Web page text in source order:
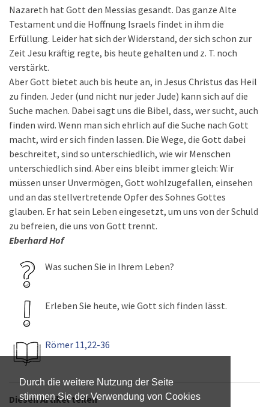
Durch die weitere Nutzung der Seite
stimmen Sie der Verwendung von Cookies
Nazareth hat Gott den Messias gesandt. Das ganze Alte
Testament und die Hoffnung Israels findet in ihm die
Erfüllung. Leider hat sich der Widerstand, der sich schon zur
Zeit Jesu kräftig regte, bis heute gehalten und z. T. noch
verstärkt.
Aber Gott bietet auch bis heute an, in Jesus Christus das Heil
zu finden. Jeder (und nicht nur jeder Jude) kann sich auf die
Suche machen. Dabei sagt uns die Bibel, dass, wer sucht, auch
finden wird. Wenn man sich ehrlich auf die Suche nach Gott
macht, wird er sich finden lassen. Die Wege, die Gott dabei
beschreitet, sind so unterschiedlich, wie wir Menschen
unterschiedlich sind. Aber eins bleibt immer gleich: Wir
müssen unser Unvermögen, Gott wohlzugefallen, einsehen
und an das stellvertretende Opfer des Sohnes Gottes
glauben. Er hat sein Leben eingesetzt, um uns von der Schuld
zu befreien, die uns von Gott trennt.
Eberhard Hof
Was suchen Sie in Ihrem Leben?
Erleben Sie heute, wie Gott sich finden lässt.
Römer 11,22-36
Diesen Artikel teilen